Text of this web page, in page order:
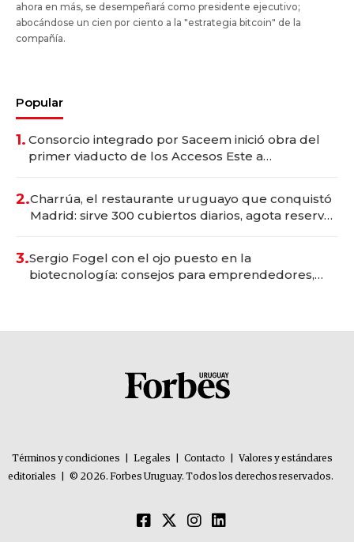
ahora en más, se desempeñará como presidente ejecutivo;
abocándose un cien por ciento a la "estrategia bitcoin" de la
compañía.
Popular
1. Consorcio integrado por Saceem inició obra del
primer viaducto de los Accesos Este a
2.Charrúa, el restaurante uruguayo que conquistó
Madrid: sirve 300 cubiertos diarios, agota reservas
3.Sergio Fogel con el ojo puesto en la
biotecnología: consejos para emprendedores,
Términos y condiciones Legales Contacto
Valores y estándares
editoriales
© 2026. Forbes Uruguay. Todos los derechos reservados.